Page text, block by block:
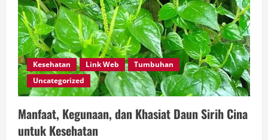
Kesehatan Link Web
Tumbuhan
Uncategorized
Manfaat, Kegunaan, dan Khasiat Daun Sirih Cina
untuk Kesehatan